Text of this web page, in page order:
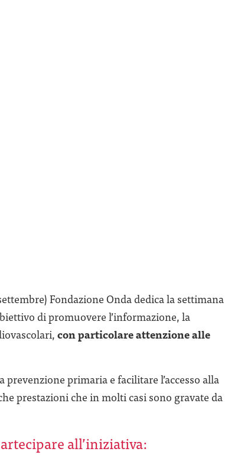
Fondazione Onda dedica la settimana
di promuovere l’informazione, la
con particolare attenzione alle
primaria e facilitare l’accesso alla
prestazioni che in molti casi sono gravate da
all’iniziativa: